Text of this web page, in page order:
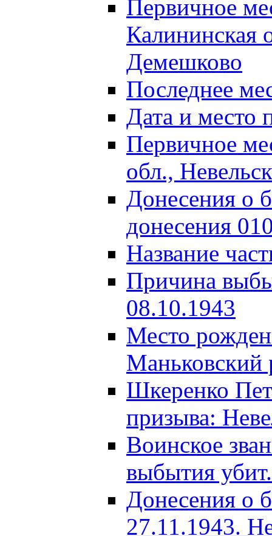
Первичное
Калининская
Демешково
Последнее
Дата и место
Первичное
обл.,
Донесения о
донесения
Название
Причина
08.10.1943
Место
Маньковский
Шкеренко
призыва:
Воинское
выбытия убит.
Донесения о
27.11.1943.